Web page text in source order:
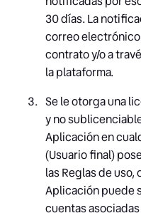
30 días. La
correo
contrato y/o a
la plataforma.
Se le otorga una
y no
Aplicación en
(Usuario final)
las Reglas de
Aplicación puede
cuentas